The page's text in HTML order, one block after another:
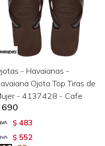
- Havaianas -
Ojota Top Tiras de
- 4137428 - Cafe
690
$ 483
$ 552